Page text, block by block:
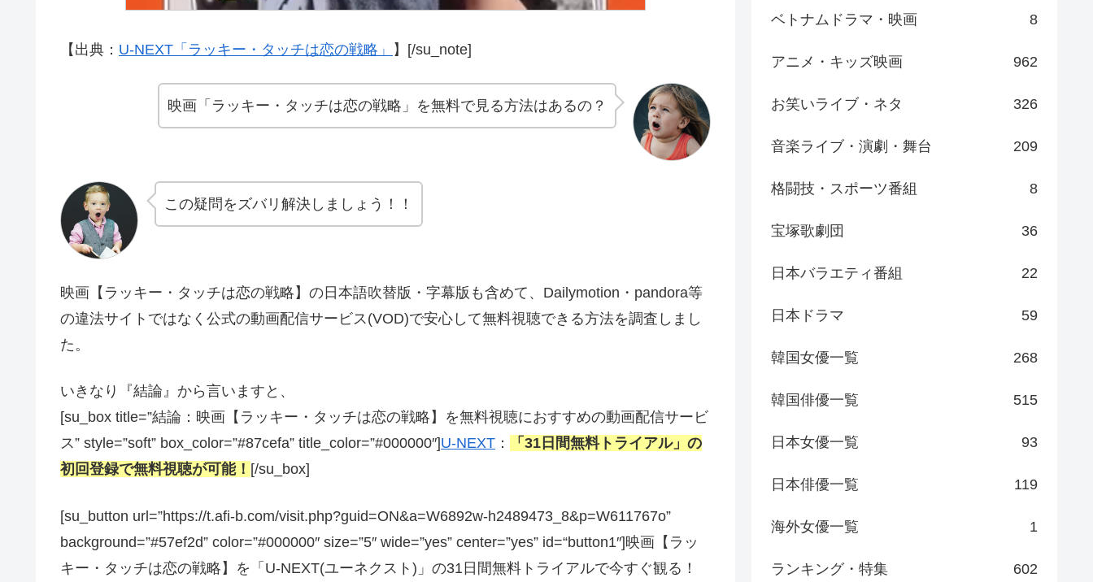
【出典： U-NEXT「ラッキー・タッチは恋の戦略」 】[/su_note]
映画「ラッキー・タッチは恋の戦略」を無料で見る方法はあるの？
この疑問をズバリ解決しましょう！！
映画【ラッキー・タッチは恋の戦略】の日本語吹替版・字幕版も含めて、Dailymotion・pandora等
の違法サイトではなく公式の動画配信サービス(VOD)で安心して無料視聴できる方法を調査しまし
た。
いきなり『結論』から言いますと、
[su_box title=”結論：映画【ラッキー・タッチは恋の戦略】を無料視聴におすすめの動画配信サービ
ス” style=”soft” box_color=”#87cefa” title_color=”#000000″]U-NEXT ：
「31日間無料トライアル」の
初回登録で無料視聴が可能！ [/su_box]
[su_button url=”https://t.afi-b.com/visit.php?guid=ON&a=W6892w-h2489473_8&p=W611767o”
background=”#57ef2d” color=”#000000″ size=”5″ wide=”yes” center=”yes” id=“button1″]映画【ラッ
キー・タッチは恋の戦略】を「U-NEXT(ユーネクスト)」の31日間無料トライアルで今すぐ観る！
ベトナムドラマ・映画 8
アニメ・キッズ映画 962
お笑いライブ・ネタ 326
音楽ライブ・演劇・舞台 209
格闘技・スポーツ番組 8
宝塚歌劇団 36
日本バラエティ番組 22
日本ドラマ 59
韓国女優一覧 268
韓国俳優一覧 515
日本女優一覧 93
日本俳優一覧 119
海外女優一覧 1
ランキング・特集 602